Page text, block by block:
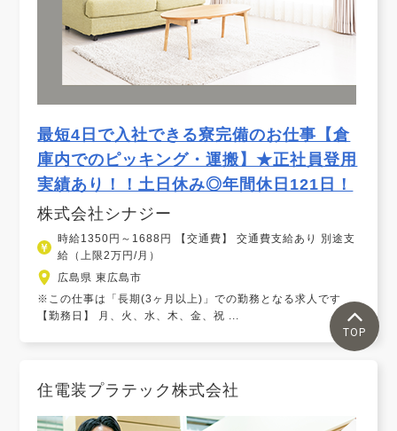
最短4日で入社できる寮完備のお仕事【倉
庫内でのピッキング・運搬】★正社員登用
実績あり！！土日休み◎年間休日121日！
株式会社シナジー
時給1350円～1688円 【交通費】 交通費支給あり 別途支
給（上限2万円/月）
広島県 東広島市
※この仕事は「長期(3ヶ月以上)」での勤務となる求人です
【勤務日】 月、火、水、木、金、祝 ...
住電装プラテック株式会社
TOP